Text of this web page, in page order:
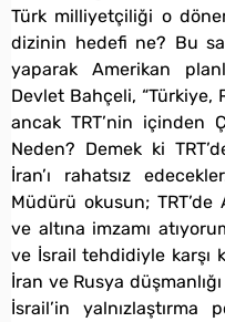
Türk milliyetçiliği o
dizinin hedefi ne? Bu
yaparak Amerikan
Devlet Bahçeli, “Türkiye,
ancak TRT’nin içinden
Neden? Demek ki
İran’ı rahatsız
Müdürü okusun;
ve altına imzamı
ve İsrail tehdidiyle karşı
İran ve Rusya
İsrail’in yalnızlaştırma